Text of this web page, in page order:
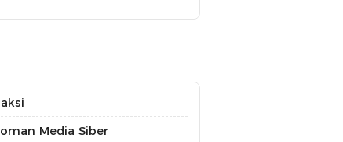
Lain
Media Siber